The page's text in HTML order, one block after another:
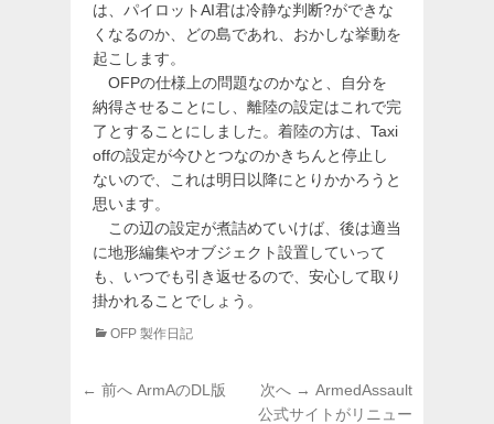
は、パイロットAI君は冷静な判断?ができな
くなるのか、どの島であれ、おかしな挙動を
起こします。
OFPの仕様上の問題なのかなと、自分を
納得させることにし、離陸の設定はこれで完
了とすることにしました。着陸の方は、Taxi
offの設定が今ひとつなのかきちんと停止し
ないので、これは明日以降にとりかかろうと
思います。
この辺の設定が煮詰めていけば、後は適当
に地形編集やオブジェクト設置していって
も、いつでも引き返せるので、安心して取り
掛かれることでしょう。
カ
リ
OFP 製作日記
投
← 前へ 前
ArmAのDL版 次へ → 次
の
ArmedAssault
公式サイトがリニュー